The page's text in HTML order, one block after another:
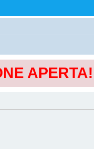
APERTA!